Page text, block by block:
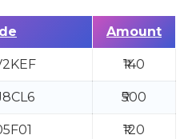
Amount
₹140
₹500
₹120